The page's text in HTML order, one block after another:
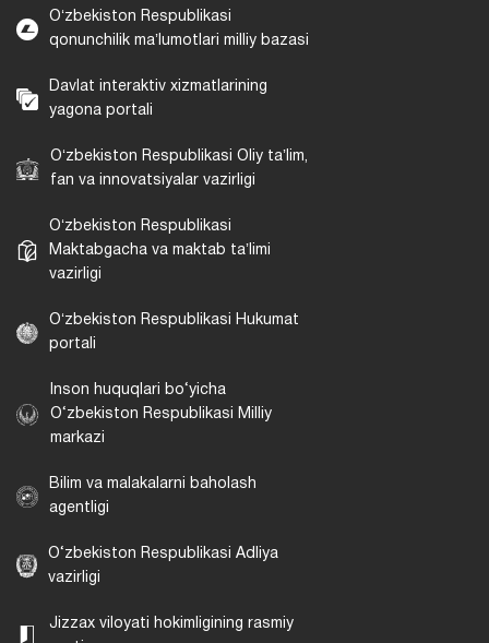
Oʻzbekiston Respublikasi
qonunchilik maʼlumotlari milliy bazasi
Davlat interaktiv xizmatlarining
yagona portali
Oʻzbekiston Respublikasi Oliy taʼlim,
fan va innovatsiyalar vazirligi
Oʻzbekiston Respublikasi
Maktabgacha va maktab taʼlimi
vazirligi
Oʻzbekiston Respublikasi Hukumat
portali
Inson huquqlari bo‘yicha
O‘zbekiston Respublikasi Milliy
markazi
Bilim va malakalarni baholash
agentligi
O‘zbekiston Respublikasi Adliya
vazirligi
Jizzax viloyati hokimligining rasmiy